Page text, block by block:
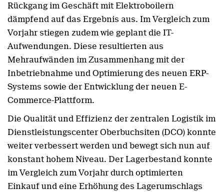
Rückgang im Geschäft mit Elektroboilern
dämpfend auf das Ergebnis aus. Im Vergleich zum
Vorjahr stiegen zudem wie geplant die IT-
Aufwendungen. Diese resultierten aus
Mehraufwänden im Zusammenhang mit der
Inbetriebnahme und Optimierung des neuen ERP-
Systems sowie der Entwicklung der neuen E-
Commerce-Plattform.
Die Qualität und Effizienz der zentralen Logistik im
Dienstleistungscenter Oberbuchsiten (DCO) konnte
weiter verbessert werden und bewegt sich nun auf
konstant hohem Niveau. Der Lagerbestand konnte
im Vergleich zum Vorjahr durch optimierten
Einkauf und eine Erhöhung des Lagerumschlags